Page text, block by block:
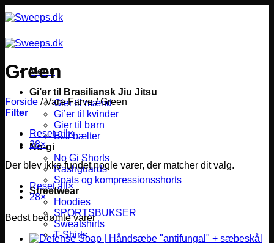
til
Menu
Gi’er til Brasiliansk Jiu Jitsu
Gier til mænd
Gi’er til kvinder
Gier til børn
BJJ bælter
No-gi
No Gi Shorts
Rashguards
Spats og kompressionsshorts
Streetwear
Hoodies
SPORTSBUKSER
Sweatshirts
T-Shirts
Green
Forside /Vare Farve/Green
Filter
Reset all×
28×
Der blev ikke fundet nogle varer, der matcher dit valg.
Reset all×
28×
Bedst bedømte varer